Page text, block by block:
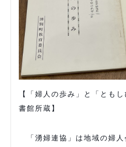
【「婦人の歩み」と「とも
書館所蔵】
「湧婦連協」は地域の婦人